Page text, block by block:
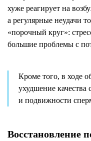
хуже реагирует на
а регулярные неудачи
«порочный круг»:
большие проблемы с
Кроме того, в ходе
ухудшение
и подвижности
Восстановление